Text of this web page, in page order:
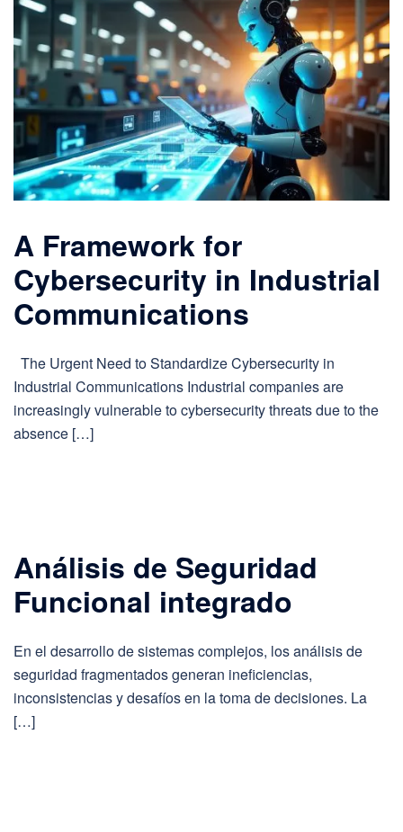
A Framework for
Cybersecurity in Industrial
Communications
The Urgent Need to Standardize Cybersecurity in
Industrial Communications Industrial companies are
increasingly vulnerable to cybersecurity threats due to the
absence […]
Análisis de Seguridad
Funcional integrado
En el desarrollo de sistemas complejos, los análisis de
seguridad fragmentados generan ineficiencias,
inconsistencias y desafíos en la toma de decisiones. La
[…]